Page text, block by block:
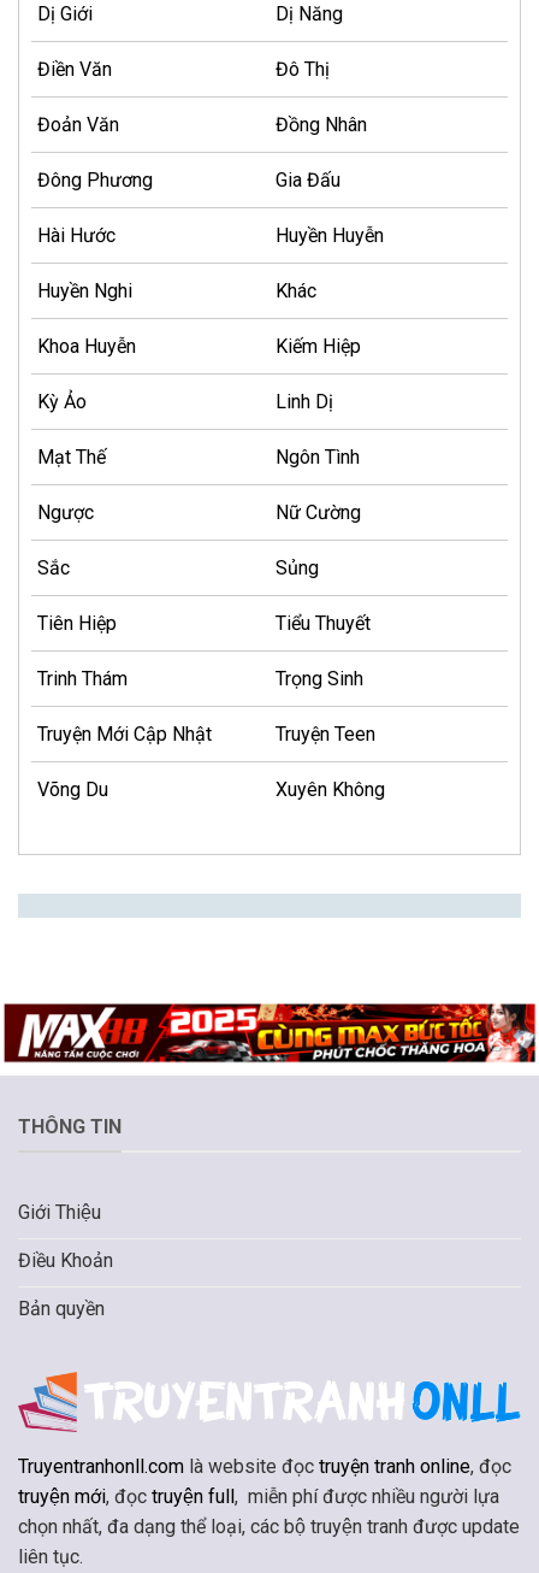
Dị Giới Dị Năng
Điền Văn Đô Thị
Đoản Văn Đồng Nhân
Đông Phương Gia Đấu
Hài Hước Huyền Huyễn
Huyền Nghi Khác
Khoa Huyễn Kiếm Hiệp
Kỳ Ảo Linh Dị
Mạt Thế Ngôn Tình
Ngược Nữ Cường
Sắc Sủng
Tiên Hiệp Tiểu Thuyết
Trinh Thám Trọng Sinh
Truyện Mới Cập Nhật Truyện Teen
Võng Du Xuyên Không
THÔNG TIN
Giới Thiệu
Điều Khoản
Bản quyền
Truyentranhonll.com là website đọc truyện tranh online, đọc
truyện mới, đọc truyện full , miễn phí được nhiều người lựa
chọn nhất, đa dạng thể loại, các bộ truyện tranh được update
liên tục.